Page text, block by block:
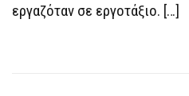
εργαζόταν σε εργοτάξιο. […]